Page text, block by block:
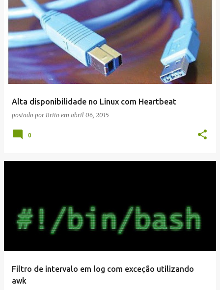
Alta disponibilidade no Linux com Heartbeat
postado por Brito em abril 06, 2015
0
Filtro de intervalo em log com exceção utilizando
awk